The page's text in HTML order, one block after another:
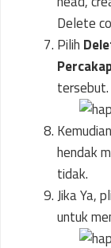
Delete
Pilih
tersebut.
hendak
tidak.
Jika Ya,
untuk